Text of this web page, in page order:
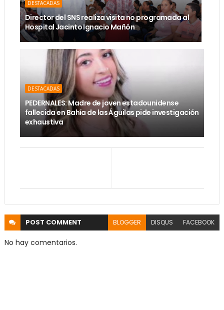
DESTACADAS
Director del SNS realiza visita no programada al
Hospital Jacinto Ignacio Mañón
DESTACADAS
PEDERNALES: Madre de joven estadounidense
fallecida en Bahía de las Águilas pide investigación
exhaustiva
POST COMMENT BLOGGER DISQUS FACEBOOK
No hay comentarios.